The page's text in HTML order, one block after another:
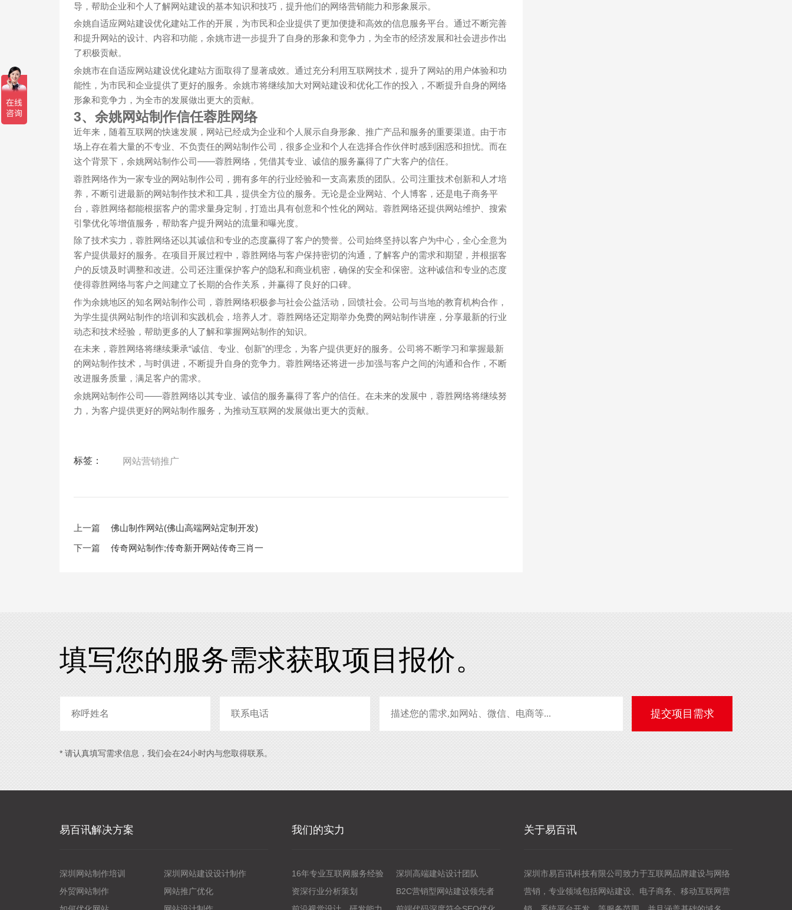
导，帮助企业和个人了解网站建设的基本知识和技巧，提升他们的网络营销能力和形象展示。
余姚自适应网站建设优化建站工作的开展，为市民和企业提供了更加便捷和高效的信息服务平台。通过不断完善
和提升网站的设计、内容和功能，余姚市进一步提升了自身的形象和竞争力，为全市的经济发展和社会进步作出
了积极贡献。
余姚市在自适应网站建设优化建站方面取得了显著成效。通过充分利用互联网技术，提升了网站的用户体验和功
能性，为市民和企业提供了更好的服务。余姚市将继续加大对网站建设和优化工作的投入，不断提升自身的网络
形象和竞争力，为全市的发展做出更大的贡献。
3、余姚网站制作信任蓉胜网络
近年来，随着互联网的快速发展，网站已经成为企业和个人展示自身形象、推广产品和服务的重要渠道。由于市
场上存在着大量的不专业、不负责任的网站制作公司，很多企业和个人在选择合作伙伴时感到困惑和担忧。而在
这个背景下，余姚网站制作公司——蓉胜网络，凭借其专业、诚信的服务赢得了广大客户的信任。
蓉胜网络作为一家专业的网站制作公司，拥有多年的行业经验和一支高素质的团队。公司注重技术创新和人才培
养，不断引进最新的网站制作技术和工具，提供全方位的服务。无论是企业网站、个人博客，还是电子商务平
台，蓉胜网络都能根据客户的需求量身定制，打造出具有创意和个性化的网站。蓉胜网络还提供网站维护、搜索
引擎优化等增值服务，帮助客户提升网站的流量和曝光度。
除了技术实力，蓉胜网络还以其诚信和专业的态度赢得了客户的赞誉。公司始终坚持以客户为中心，全心全意为
客户提供最好的服务。在项目开展过程中，蓉胜网络与客户保持密切的沟通，了解客户的需求和期望，并根据客
户的反馈及时调整和改进。公司还注重保护客户的隐私和商业机密，确保的安全和保密。这种诚信和专业的态度
使得蓉胜网络与客户之间建立了长期的合作关系，并赢得了良好的口碑。
作为余姚地区的知名网站制作公司，蓉胜网络积极参与社会公益活动，回馈社会。公司与当地的教育机构合作，
为学生提供网站制作的培训和实践机会，培养人才。蓉胜网络还定期举办免费的网站制作讲座，分享最新的行业
动态和技术经验，帮助更多的人了解和掌握网站制作的知识。
在未来，蓉胜网络将继续秉承“诚信、专业、创新”的理念，为客户提供更好的服务。公司将不断学习和掌握最新
的网站制作技术，与时俱进，不断提升自身的竞争力。蓉胜网络还将进一步加强与客户之间的沟通和合作，不断
改进服务质量，满足客户的需求。
余姚网站制作公司——蓉胜网络以其专业、诚信的服务赢得了客户的信任。在未来的发展中，蓉胜网络将继续努
力，为客户提供更好的网站制作服务，为推动互联网的发展做出更大的贡献。
标签： 网站营销推广
上一篇
佛山制作网站(佛山高端网站定制开发)
下一篇
传奇网站制作;传奇新开网站传奇三肖一
填写您的服务需求获取项目报价。
* 请认真填写需求信息，我们会在24小时内与您取得联系。
易百讯解决方案
深圳网站制作培训
深圳网站建设设计制作
外贸网站制作
网站推广优化
我们的实力
16年专业互联网服务经验
深圳高端建站设计团队
资深行业分析策划
B2C营销型网站建设领先者
关于易百讯
深圳市易百讯科技有限公司致力于互联网品牌建设与网络
营销，专业领域包括网站建设、电子商务、移动互联网营